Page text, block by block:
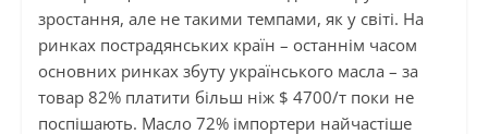
зростання, але не такими темпами, як у світі. На
ринках пострадянських країн – останнім часом
основних ринках збуту українського масла – за
товар 82% платити більш ніж $ 4700/т поки не
поспішають. Масло 72% імпортери найчастіше